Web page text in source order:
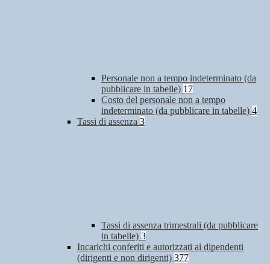
Personale non a tempo indeterminato (da
pubblicare in tabelle) 17
Costo del personale non a tempo
indeterminato (da pubblicare in tabelle) 4
Tassi di assenza 3
Tassi di assenza trimestrali (da pubblicare
in tabelle) 3
Incarichi conferiti e autorizzati ai dipendenti
(dirigenti e non dirigenti) 377